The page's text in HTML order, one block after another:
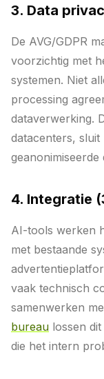
3. Data
De AVG/GDPR
voorzichtig met
systemen. Niet
processing
dataverwerking.
datacenters,
4. Integratie
AI-tools werken
met bestaande
vaak technisch
samenwerken
bureau lossen
die het intern